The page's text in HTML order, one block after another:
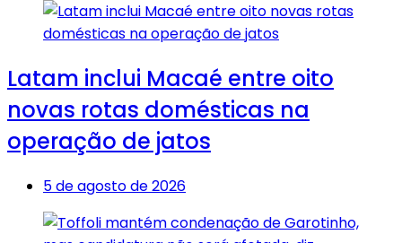
Latam inclui Macaé entre oito
novas rotas domésticas na
operação de jatos
5 de agosto de 2026